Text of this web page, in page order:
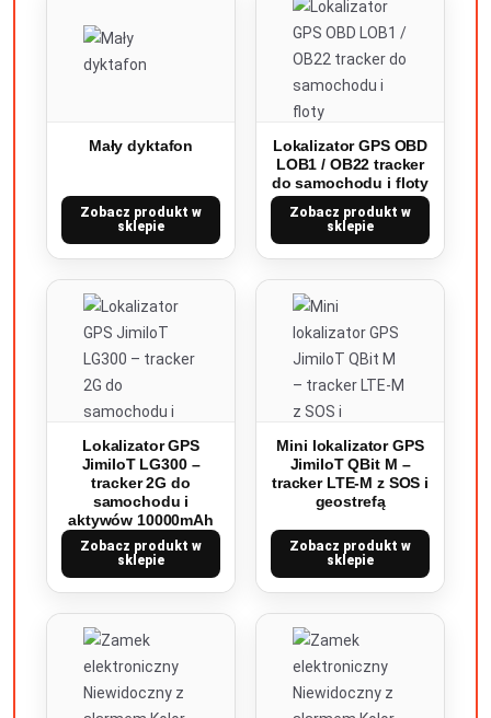
Mały dyktafon
Zobacz produkt w
sklepie
Lokalizator GPS OBD
LOB1 / OB22 tracker
do samochodu i floty
Zobacz produkt w
sklepie
Lokalizator GPS
JimiIoT LG300 –
tracker 2G do
samochodu i
aktywów 10000mAh
Zobacz produkt w
sklepie
Mini lokalizator GPS
JimiIoT QBit M –
tracker LTE-M z SOS i
geostrefą
Zobacz produkt w
sklepie